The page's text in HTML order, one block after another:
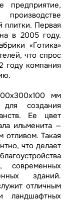
предприятие,
плитки. Первая
в 2005 году.
«Готика»
что спрос
году компания
мм
создания
Ее цвет
ильменита —
отливом. Такая
что делает
современных
зданий.
отличным
ландшафтных